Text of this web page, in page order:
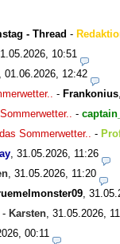
- Thread -
10:51
01.06.2026, 12:42
- Frankonius
-
Sommerwetter..
-
31.05.2026, 11:26
31.05.2026, 11:20
- Karsten 31.05.2026,
00:11